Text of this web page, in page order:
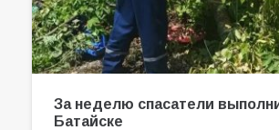
За неделю спасатели
Батайске